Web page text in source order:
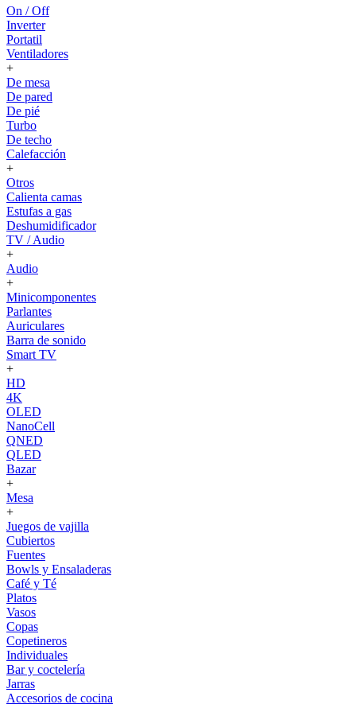
On / Off
Inverter
Portatil
Ventiladores
+
De mesa
De pared
De pié
Turbo
De techo
Calefacción
+
Otros
Calienta camas
Estufas a gas
Deshumidificador
TV / Audio
+
Audio
+
Minicomponentes
Parlantes
Auriculares
Barra de sonido
Smart TV
+
HD
4K
OLED
NanoCell
QNED
QLED
Bazar
+
Mesa
+
Juegos de vajilla
Cubiertos
Fuentes
Bowls y Ensaladeras
Café y Té
Platos
Vasos
Copas
Copetineros
Individuales
Bar y coctelería
Jarras
Accesorios de cocina